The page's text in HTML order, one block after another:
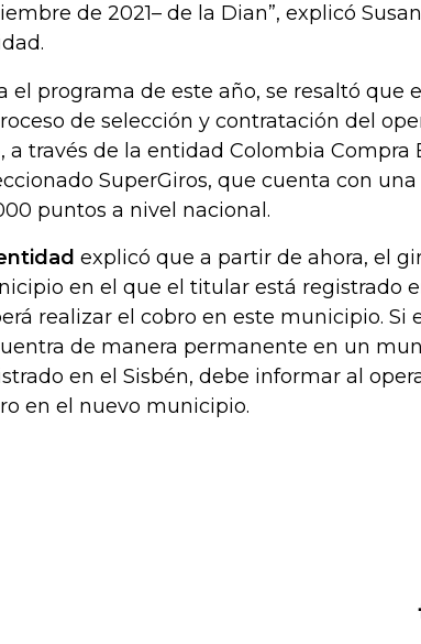
de 2021– de la Dian”, explicó
el programa de este año, se resaltó que
de selección y contratación del
a través de la entidad Colombia Compra
SuperGiros, que cuenta con
puntos a nivel nacional.
explicó que a partir de ahora, el
en el que el titular está registrado
realizar el cobro en este municipio. Si
de manera permanente en un
en el Sisbén, debe informar al
en el nuevo municipio.